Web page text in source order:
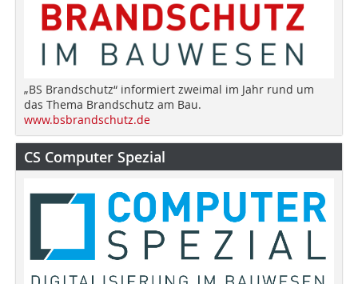
„BS Brandschutz“ informiert zweimal im Jahr rund um
das Thema Brandschutz am Bau.
www.bsbrandschutz.de
CS Computer Spezial